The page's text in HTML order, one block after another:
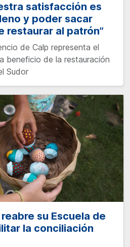
satisfacción es
y poder sacar
restaurar al patrón”
de Calp representa el
beneficio de la restauración
Sudor
su Escuela de
la conciliación